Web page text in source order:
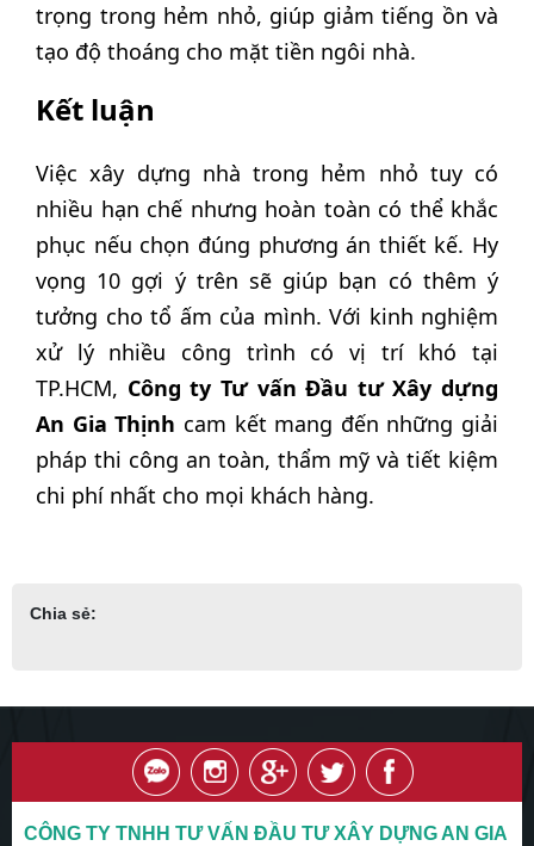
trọng trong hẻm nhỏ, giúp giảm tiếng ồn và
tạo độ thoáng cho mặt tiền ngôi nhà.
Kết luận
Việc xây dựng nhà trong hẻm nhỏ tuy có
nhiều hạn chế nhưng hoàn toàn có thể khắc
phục nếu chọn đúng phương án thiết kế. Hy
vọng 10 gợi ý trên sẽ giúp bạn có thêm ý
tưởng cho tổ ấm của mình. Với kinh nghiệm
xử lý nhiều công trình có vị trí khó tại
TP.HCM, Công ty Tư vấn Đầu tư Xây dựng
An Gia Thịnh cam kết mang đến những giải
pháp thi công an toàn, thẩm mỹ và tiết kiệm
chi phí nhất cho mọi khách hàng.
Chia sẻ:
CÔNG TY TNHH TƯ VẤN ĐẦU TƯ XÂY DỰNG AN GIA